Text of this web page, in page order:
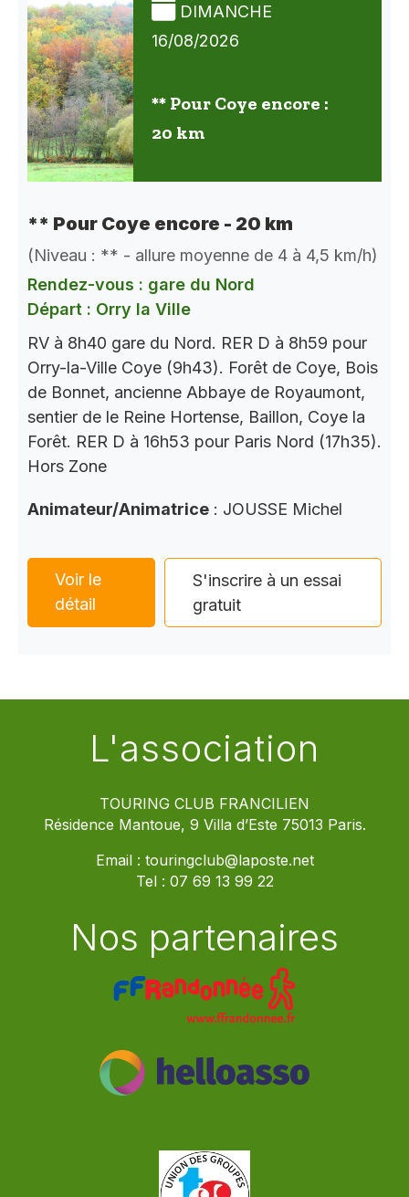
DIMANCHE
16/08/2026
** Pour Coye encore :
20 km
** Pour Coye encore - 20 km
(Niveau : ** - allure moyenne de 4 à 4,5 km/h)
Rendez-vous : gare du Nord
Départ : Orry la Ville
RV à 8h40 gare du Nord. RER D à 8h59 pour
Orry-la-Ville Coye (9h43). Forêt de Coye, Bois
de Bonnet, ancienne Abbaye de Royaumont,
sentier de le Reine Hortense, Baillon, Coye la
Forêt. RER D à 16h53 pour Paris Nord (17h35).
Hors Zone
Animateur/Animatrice : JOUSSE Michel
Voir le
détail
S'inscrire à un essai
gratuit
L'association
TOURING CLUB FRANCILIEN
Résidence Mantoue, 9 Villa d’Este 75013 Paris.
Email : touringclub@laposte.net
Tel : 07 69 13 99 22
Nos partenaires